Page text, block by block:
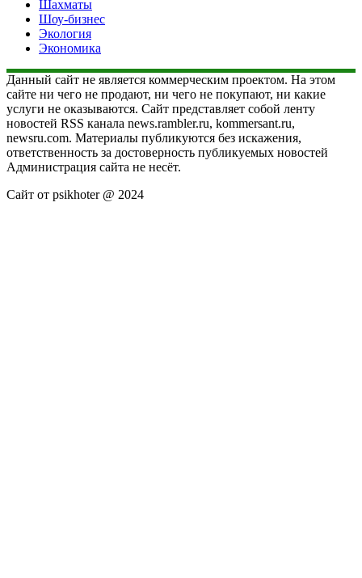
Шахматы
Шоу-бизнес
Экология
Экономика
Данный сайт не является коммерческим проектом. На этом
сайте ни чего не продают, ни чего не покупают, ни какие
услуги не оказываются. Сайт представляет собой ленту
новостей RSS канала news.rambler.ru, kommersant.ru,
newsru.com. Материалы публикуются без искажения,
ответственность за достоверность публикуемых новостей
Администрация сайта не несёт.
Сайт от psikhoter @ 2024